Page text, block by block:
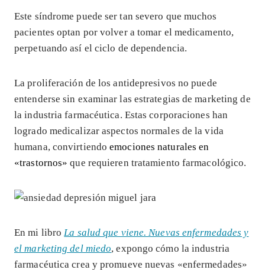
Este síndrome puede ser tan severo que muchos
pacientes optan por volver a tomar el medicamento,
perpetuando así el ciclo de dependencia.
La proliferación de los antidepresivos no puede
entenderse sin examinar las estrategias de marketing de
la industria farmacéutica. Estas corporaciones han
logrado medicalizar aspectos normales de la vida
humana, convirtiendoemociones naturales en
«trastornos»que requieren tratamiento farmacológico.
En mi libro La salud que viene. Nuevas enfermedades y
el marketing del miedo, expongo cómo la industria
farmacéutica crea y promueve nuevas «enfermedades»